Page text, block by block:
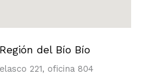
del Bío Bío
221, oficina 804